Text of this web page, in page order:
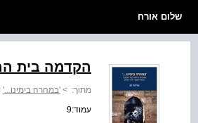
שלום אורח
הקדמה בית
מתוך: > 'במהרה בימינו...'
עמוד:9